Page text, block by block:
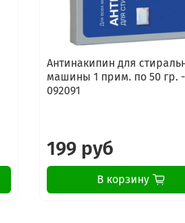
Антинакипин для
машины 1 прим. по 50 гр. -
092091
199 руб
В корзину